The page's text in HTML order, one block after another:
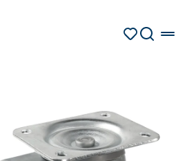
SUCHE
Sprache auswählen
DE